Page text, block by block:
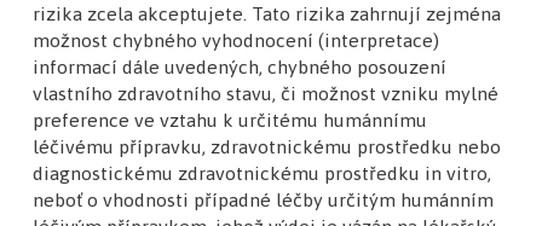
rizika zcela akceptujete. Tato rizika zahrnují zejména
možnost chybného vyhodnocení (interpretace)
informací dále uvedených, chybného posouzení
vlastního zdravotního stavu, či možnost vzniku mylné
preference ve vztahu k určitému humánnímu
léčivému přípravku, zdravotnickému prostředku nebo
diagnostickému zdravotnickému prostředku in vitro,
neboť o vhodnosti případné léčby určitým humánním